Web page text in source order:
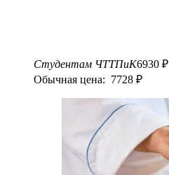
Студентам ЧТТПиК6930 ₽
Обычная цена: 7728 ₽